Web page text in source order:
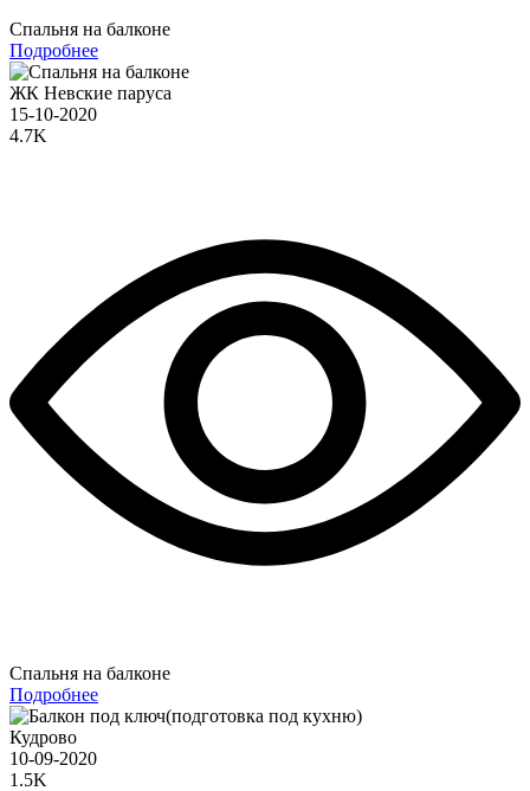
Спальня на балконе
Подробнее
ЖК Невские паруса
15-10-2020
4.7K
Спальня на балконе
Подробнее
Кудрово
10-09-2020
1.5K